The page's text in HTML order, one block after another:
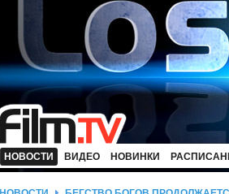
НОВОСТИ ВИДЕО НОВИНКИ